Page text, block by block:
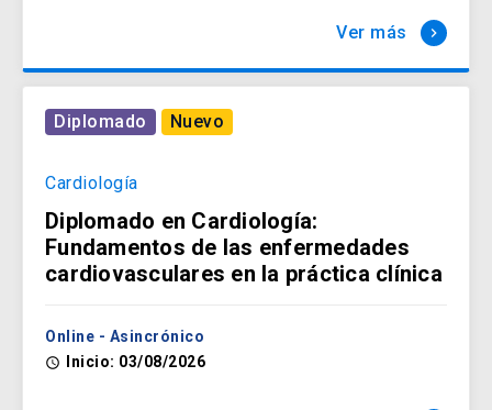
Ver más keyboard_arrow_right
Diplomado Nuevo
Cardiología
Diplomado en Cardiología:
Fundamentos de las enfermedades
cardiovasculares en la práctica clínica
Online - Asincrónico
access_time Inicio: 03/08/2026